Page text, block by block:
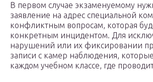
В первом случае экзаменуемому
заявление на адрес специальной
конфликтным вопросам, которая
конкретным инцидентом. Для
нарушений или их фиксировании
записи с камер наблюдения,
каждом учебном классе, где